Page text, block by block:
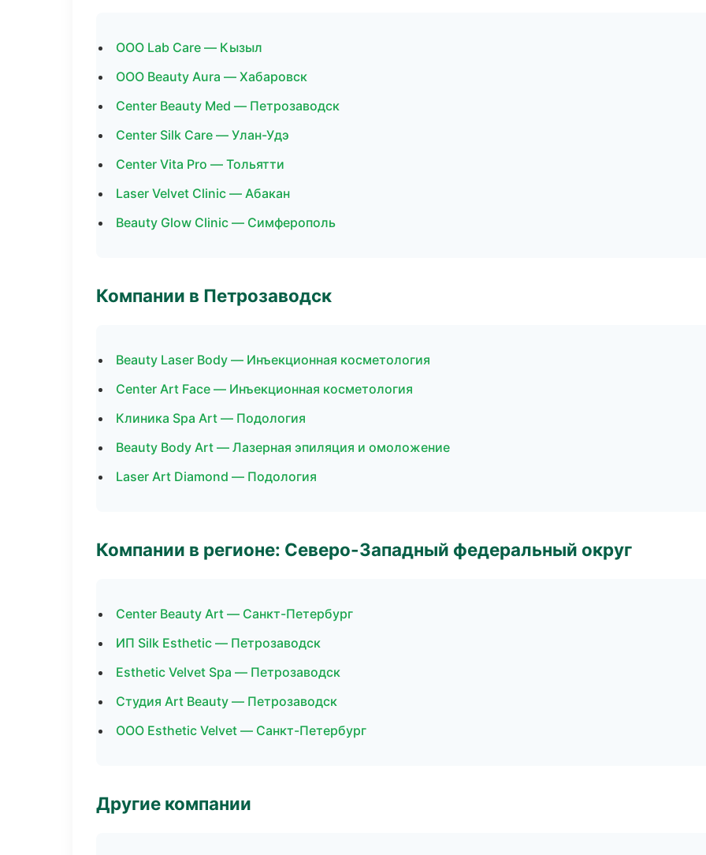
ООО Lab Care — Кызыл
ООО Beauty Aura — Хабаровск
Center Beauty Med — Петрозаводск
Center Silk Care — Улан-Удэ
Center Vita Pro — Тольятти
Laser Velvet Clinic — Абакан
Beauty Glow Clinic — Симферополь
Компании в Петрозаводск
Beauty Laser Body — Инъекционная косметология
Center Art Face — Инъекционная косметология
Клиника Spa Art — Подология
Beauty Body Art — Лазерная эпиляция и омоложение
Laser Art Diamond — Подология
Компании в регионе: Северо-Западный федеральный округ
Center Beauty Art — Санкт-Петербург
ИП Silk Esthetic — Петрозаводск
Esthetic Velvet Spa — Петрозаводск
Студия Art Beauty — Петрозаводск
ООО Esthetic Velvet — Санкт-Петербург
Другие компании